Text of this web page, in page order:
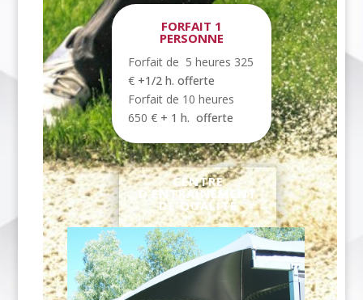
FORFAIT 1
PERSONNE
Forfait de 5 heures 325
€ +1/2 h. offerte
Forfait de 10 heures
650 € + 1 h. offerte
CENTRE
D’ENTRAINEMENT
DE QUALITÉ